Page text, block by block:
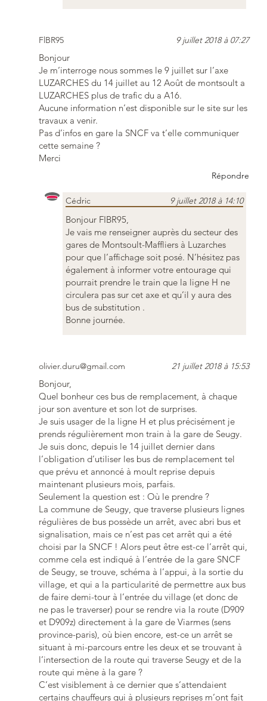
FlBR95 9 juillet 2018 à 07:27
Bonjour
Je m’interroge nous sommes le 9 juillet sur l’axe
LUZARCHES du 14 juillet au 12 Août de montsoult a
LUZARCHES plus de trafic du a A16.
Aucune information n’est disponible sur le site sur les
travaux a venir.
Pas d’infos en gare la SNCF va t’elle communiquer
cette semaine ?
Merci
Répondre
Cédric 9 juillet 2018 à 14:10
Bonjour FIBR95,
Je vais me renseigner auprès du secteur des
gares de Montsoult-Maffliers à Luzarches
pour que l’affichage soit posé. N’hésitez pas
également à informer votre entourage qui
pourrait prendre le train que la ligne H ne
circulera pas sur cet axe et qu’il y aura des
bus de substitution .
Bonne journée.
olivier.duru@gmail.com 21 juillet 2018 à 15:53
Bonjour,
Quel bonheur ces bus de remplacement, à chaque
jour son aventure et son lot de surprises.
Je suis usager de la ligne H et plus précisément je
prends régulièrement mon train à la gare de Seugy.
Je suis donc, depuis le 14 juillet dernier dans
l’obligation d’utiliser les bus de remplacement tel
que prévu et annoncé à moult reprise depuis
maintenant plusieurs mois, parfais.
Seulement la question est : Où le prendre ?
La commune de Seugy, que traverse plusieurs lignes
régulières de bus possède un arrêt, avec abri bus et
signalisation, mais ce n’est pas cet arrêt qui a été
choisi par la SNCF ! Alors peut être est-ce l’arrêt qui,
comme cela est indiqué à l’entrée de la gare SNCF
de Seugy, se trouve, schéma à l’appui, à la sortie du
village, et qui a la particularité de permettre aux bus
de faire demi-tour à l’entrée du village (et donc de
ne pas le traverser) pour se rendre via la route (D909
et D909z) directement à la gare de Viarmes (sens
province-paris), où bien encore, est-ce un arrêt se
situant à mi-parcours entre les deux et se trouvant à
l’intersection de la route qui traverse Seugy et de la
route qui mène à la gare ?
C’est visiblement à ce dernier que s’attendaient
certains chauffeurs qui à plusieurs reprises m’ont fait